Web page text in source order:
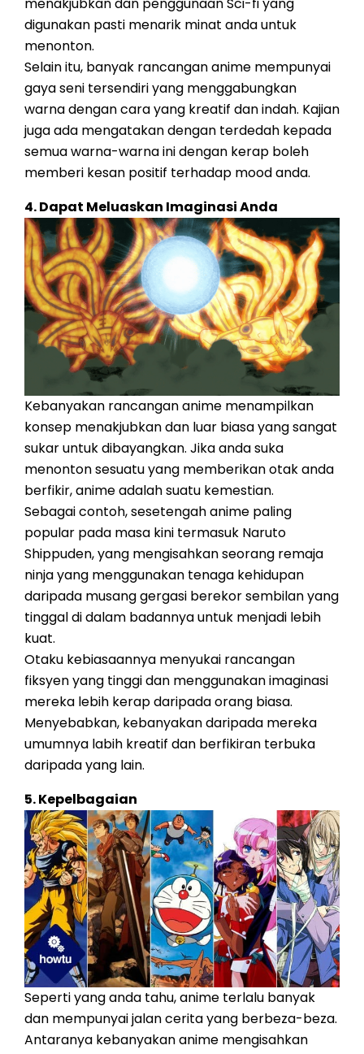
digunakan pasti menarik minat anda untuk
menonton.
Selain itu, banyak rancangan anime mempunyai
gaya seni tersendiri yang menggabungkan
warna dengan cara yang kreatif dan indah. Kajian
juga ada mengatakan dengan terdedah kepada
semua warna-warna ini dengan kerap boleh
memberi kesan positif terhadap mood anda.
4. Dapat Meluaskan Imaginasi Anda
Kebanyakan rancangan anime menampilkan
konsep menakjubkan dan luar biasa yang sangat
sukar untuk dibayangkan. Jika anda suka
menonton sesuatu yang memberikan otak anda
berfikir, anime adalah suatu kemestian.
Sebagai contoh, sesetengah anime paling
popular pada masa kini termasuk Naruto
Shippuden, yang mengisahkan seorang remaja
ninja yang menggunakan tenaga kehidupan
daripada musang gergasi berekor sembilan yang
tinggal di dalam badannya untuk menjadi lebih
kuat.
Otaku kebiasaannya menyukai rancangan
fiksyen yang tinggi dan menggunakan imaginasi
mereka lebih kerap daripada orang biasa.
Menyebabkan, kebanyakan daripada mereka
umumnya labih kreatif dan berfikiran terbuka
daripada yang lain.
5. Kepelbagaian
Seperti yang anda tahu, anime terlalu banyak
dan mempunyai jalan cerita yang berbeza-beza.
Antaranya kebanyakan anime mengisahkan